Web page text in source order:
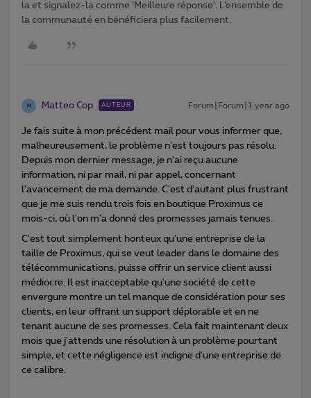
la et signalez-la comme ‘Meilleure réponse’. L’ensemble de
la communauté en bénéficiera plus facilement.
M Matteo Cop AUTEUR Forum|Forum|1 year ago
Je fais suite à mon précédent mail pour vous informer que,
malheureusement, le problème n'est toujours pas résolu.
Depuis mon dernier message, je n'ai reçu aucune
information, ni par mail, ni par appel, concernant
l'avancement de ma demande. C'est d'autant plus frustrant
que je me suis rendu trois fois en boutique Proximus ce
mois-ci, où l'on m'a donné des promesses jamais tenues.
C'est tout simplement honteux qu'une entreprise de la
taille de Proximus, qui se veut leader dans le domaine des
télécommunications, puisse offrir un service client aussi
médiocre. Il est inacceptable qu'une société de cette
envergure montre un tel manque de considération pour ses
clients, en leur offrant un support déplorable et en ne
tenant aucune de ses promesses. Cela fait maintenant deux
mois que j'attends une résolution à un problème pourtant
simple, et cette négligence est indigne d'une entreprise de
ce calibre.